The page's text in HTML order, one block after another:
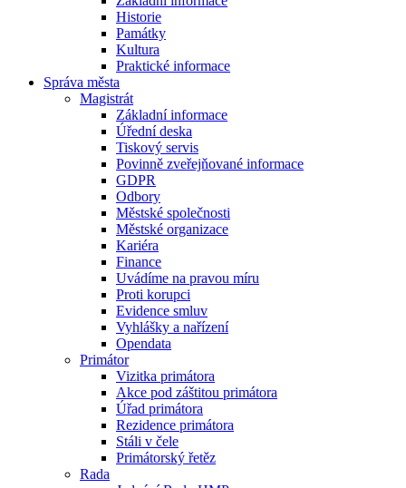
Historie
Památky
Kultura
Praktické informace
Správa města
Magistrát
Základní informace
Úřední deska
Tiskový servis
Povinně zveřejňované informace
GDPR
Odbory
Městské společnosti
Městské organizace
Kariéra
Finance
Uvádíme na pravou míru
Proti korupci
Evidence smluv
Vyhlášky a nařízení
Opendata
Primátor
Vizitka primátora
Akce pod záštitou primátora
Úřad primátora
Rezidence primátora
Stáli v čele
Primátorský řetěz
Rada